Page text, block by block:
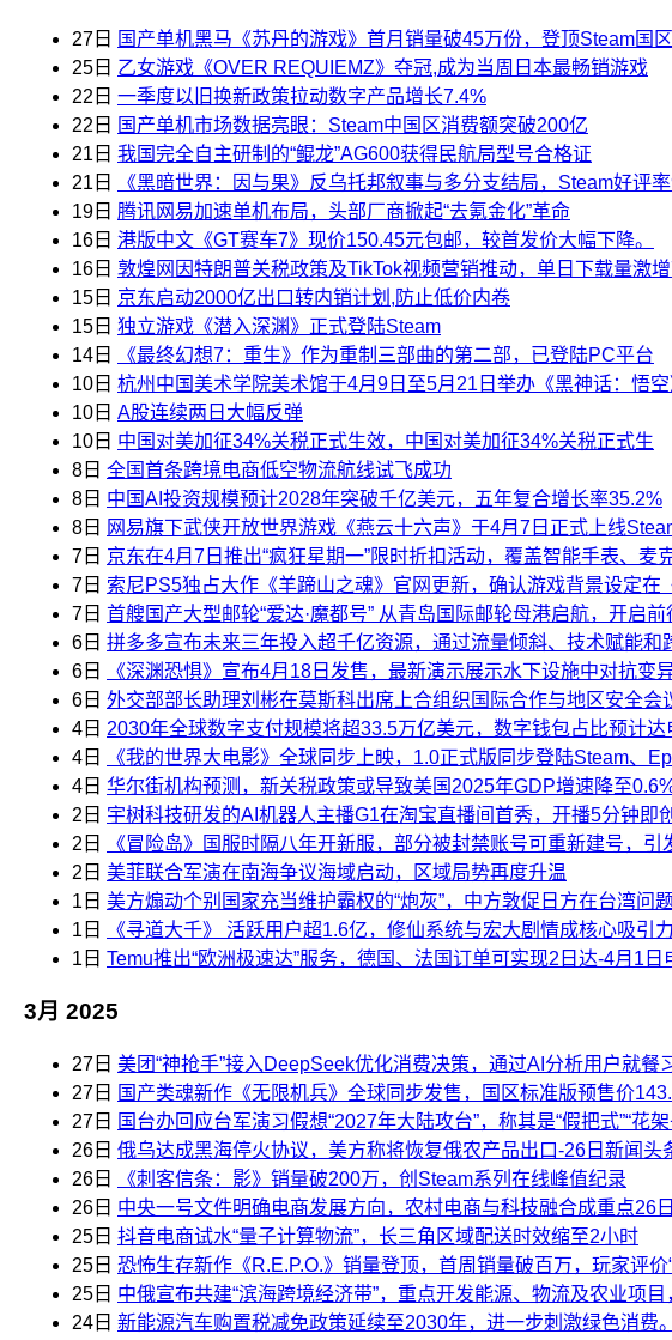
27日
国产单机黑马《苏丹的游戏》首月销量破45万份，登顶Steam国
25日 乙女游戏《OVER REQUIEMZ》夺冠,成为当周日本最畅销游戏
22日 一季度以旧换新政策拉动数字产品增长7.4%
22日
国产单机市场数据亮眼：Steam中国区消费额突破200亿
21日 我国完全自主研制的“鲲龙”AG600获得民航局型号合格证
21日
《黑暗世界：因与果》反乌托邦叙事与多分支结局，Steam好评
19日 腾讯网易加速单机布局，头部厂商掀起“去氪金化”革命
16日 港版中文《GT赛车7》现价150.45元包邮，较首发价大幅下降。
16日 敦煌网因特朗普关税政策及TikTok视频营销推动，单日下载量激
15日 京东启动2000亿出口转内销计划,防止低价内卷
15日 独立游戏《潜入深渊》正式登陆Steam
14日
《最终幻想7：重生》作为重制三部曲的第二部，已登陆PC平台
10日 杭州中国美术学院美术馆于4月9日至5月21日举办《黑神话：悟
10日 A股连续两日大幅反弹
10日 中国对美加征34%关税正式生效，中国对美加征34%关税正式生
8日 全国首条跨境电商低空物流航线试飞成功
8日 中国AI投资规模预计2028年突破千亿美元，五年复合增长率35.2%
8日
网易旗下武侠开放世界游戏《燕云十六声》于4月7日正式上线
7日 京东在4月7日推出“疯狂星期一”限时折扣活动，覆盖智能手表、麦
7日 索尼PS5独占大作《羊蹄山之魂》官网更新，确认游戏背景设定在
7日 首艘国产大型邮轮“爱达·魔都号” 从青岛国际邮轮母港启航，开启
6日 拼多多宣布未来三年投入超千亿资源，通过流量倾斜、技术赋能
6日
《深渊恐惧》宣布4月18日发售，最新演示展示水下设施中对抗变
6日 外交部部长助理刘彬在莫斯科出席上合组织国际合作与地区安全会
4日 2030年全球数字支付规模将超33.5万亿美元，数字钱包占比预计
4日
《我的世界大电影》全球同步上映，1.0正式版同步登陆Steam、
4日 华尔街机构预测，新关税政策或导致美国2025年GDP增速降至
2日 宇树科技研发的AI机器人主播G1在淘宝直播间首秀，开播5分钟即
2日
《冒险岛》国服时隔八年开新服，部分被封禁账号可重新建号，引
2日 美菲联合军演在南海争议海域启动，区域局势再度升温
1日 美方煽动个别国家充当维护霸权的“炮灰”，中方敦促日方在台湾问
1日
《寻道大千》 活跃用户超1.6亿，修仙系统与宏大剧情成核心吸引力
1日 Temu推出“欧洲极速达”服务，德国、法国订单可实现2日达-4月1
3月 2025
27日 美团“神抢手”接入DeepSeek优化消费决策，通过AI分析用户就餐
27日
国产类魂新作《无限机兵》全球同步发售，国区标准版预售价
27日
国台办回应台军演习假想“2027年大陆攻台”，称其是“假把式”“花架
26日 俄乌达成黑海停火协议，美方称将恢复俄农产品出口-26日新闻头
26日
《刺客信条：影》销量破200万，创Steam系列在线峰值纪录
26日 中央一号文件明确电商发展方向，农村电商与科技融合成重点26
25日 抖音电商试水“量子计算物流”，长三角区域配送时效缩至2小时
25日 恐怖生存新作《R.E.P.O.》销量登顶，首周销量破百万，玩家评价
25日 中俄宣布共建“滨海跨境经济带”，重点开发能源、物流及农业项
24日 新能源汽车购置税减免政策延续至2030年，进一步刺激绿色消费。